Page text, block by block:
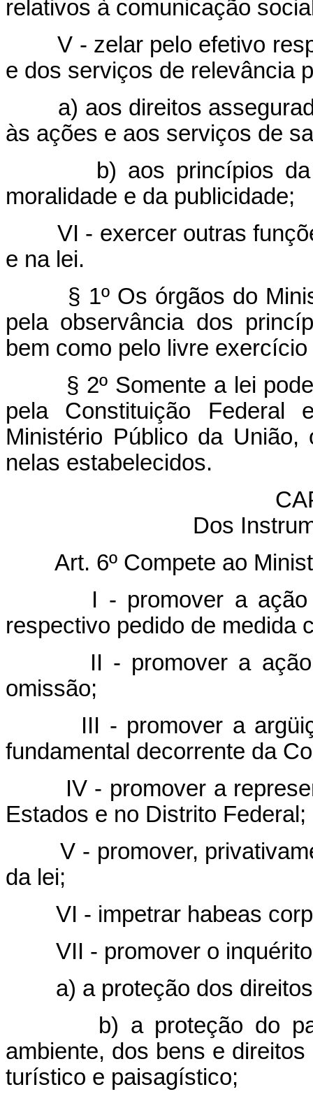
relativos à comunicação
V - zelar pelo efetivo
e dos serviços de relevância
a) aos direitos
às ações e aos serviços de
b) aos princípios
moralidade e da publicidade;
VI - exercer outras
e na lei.
§ 1º Os órgãos do
pela observância dos
bem como pelo livre
§ 2º Somente a lei
pela Constituição Federal
Ministério Público da
nelas estabelecidos.
Dos
Art. 6º Compete ao
I - promover a
respectivo pedido de medida
II - promover a
omissão;
III - promover a
fundamental decorrente da
IV - promover a
Estados e no Distrito Federal;
V - promover,
da lei;
VI - impetrar habeas
VII - promover o
a) a proteção dos
b) a proteção do
ambiente, dos bens e
turístico e paisagístico;